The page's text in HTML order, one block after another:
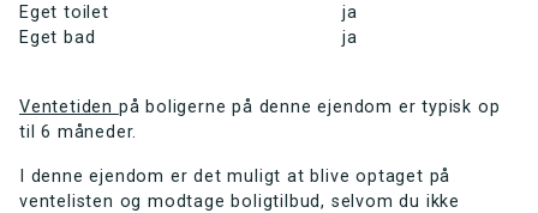
Eget toilet
ja
Eget bad
ja
Ventetiden på boligerne på denne ejendom er typisk op
til 6 måneder.
I denne ejendom er det muligt at blive optaget på
ventelisten og modtage boligtilbud, selvom du ikke